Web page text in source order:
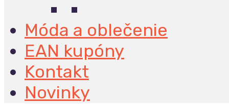
Móda a oblečenie
EAN kupóny
Kontakt
Novinky